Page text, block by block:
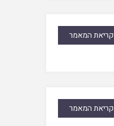
קריאת המאמר
קריאת המאמר